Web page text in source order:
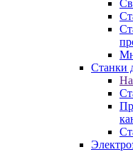
Станки